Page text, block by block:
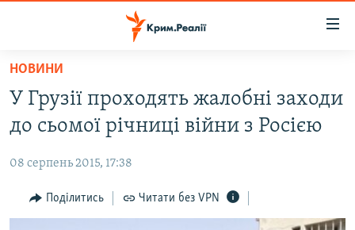
Перейти
основного
матеріалу
до
навігації
Перейти
ВОДА.КРИМ
ВІДЕО ТА ФОТО
ПОЛІТИКА
БЛОГИ
НОВИНИ
У Грузії проходять жалобні заходи
до сьомої річниці війни з Росією
08 серпень 2015, 17:38
Поділитись Читати без VPN